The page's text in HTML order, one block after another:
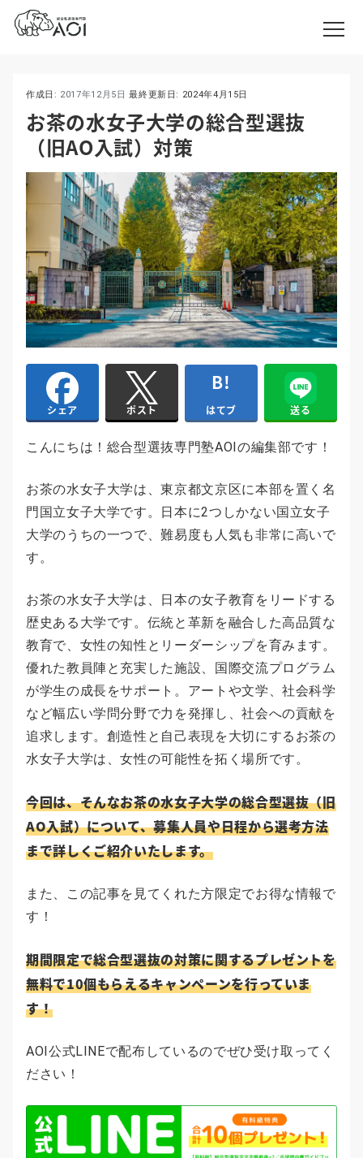
作成日: 2017年12月5日最終更新日: 2024年4月15日
お茶の水女子大学の総合型選抜
（旧AO入試）対策
シェア ポスト はてブ 送る
こんにちは！総合型選抜専門塾AOIの編集部です！
お茶の水女子大学は、東京都文京区に本部を置く名
門国立女子大学です。日本に2つしかない国立女子
大学のうちの一つで、難易度も人気も非常に高いで
す。
お茶の水女子大学は、日本の女子教育をリードする
歴史ある大学です。伝統と革新を融合した高品質な
教育で、女性の知性とリーダーシップを育みます。
優れた教員陣と充実した施設、国際交流プログラム
が学生の成長をサポート。アートや文学、社会科学
など幅広い学問分野で力を発揮し、社会への貢献を
追求します。創造性と自己表現を大切にするお茶の
水女子大学は、女性の可能性を拓く場所です。
今回は、そんなお茶の水女子大学の総合型選抜（旧
AO入試）について、募集人員や日程から選考方法
まで詳しくご紹介いたします。
また、この記事を見てくれた方限定でお得な情報で
す！
期間限定で総合型選抜の対策に関するプレゼントを
無料で10個もらえるキャンペーンを行っていま
す！
AOI公式LINEで配布しているのでぜひ受け取ってく
ださい！